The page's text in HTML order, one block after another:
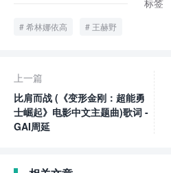
标签
希林娜依高 王赫野
上一篇
比肩而战 (《变形金刚：超能勇
士崛起》电影中文主题曲)歌词 -
GAI周延